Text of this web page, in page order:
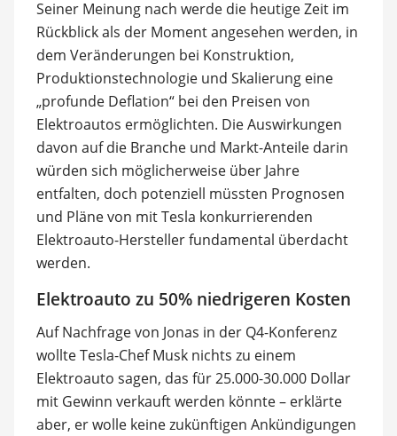
Seiner Meinung nach werde die heutige Zeit im
Rückblick als der Moment angesehen werden, in
dem Veränderungen bei Konstruktion,
Produktionstechnologie und Skalierung eine
„profunde Deflation“ bei den Preisen von
Elektroautos ermöglichten. Die Auswirkungen
davon auf die Branche und Markt-Anteile darin
würden sich möglicherweise über Jahre
entfalten, doch potenziell müssten Prognosen
und Pläne von mit Tesla konkurrierenden
Elektroauto-Hersteller fundamental überdacht
werden.
Elektroauto zu 50% niedrigeren Kosten
Auf Nachfrage von Jonas in der Q4-Konferenz
wollte Tesla-Chef Musk nichts zu einem
Elektroauto sagen, das für 25.000-30.000 Dollar
mit Gewinn verkauft werden könnte – erklärte
aber, er wolle keine zukünftigen Ankündigungen